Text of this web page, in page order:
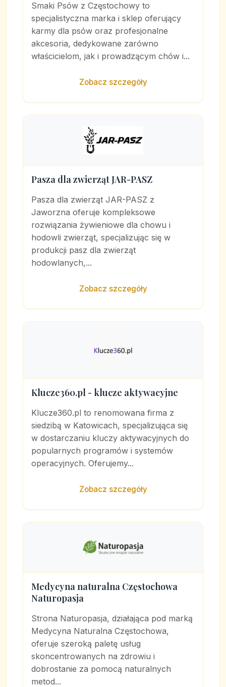
Smaki Psów z Częstochowy to
specjalistyczna marka i sklep oferujący
karmy dla psów oraz profesjonalne
akcesoria, dedykowane zarówno
właścicielom, jak i prowadzącym chów i...
Zobacz szczegóły
Pasza dla zwierząt JAR-PASZ
Pasza dla zwierząt JAR-PASZ z
Jaworzna oferuje kompleksowe
rozwiązania żywieniowe dla chowu i
hodowli zwierząt, specjalizując się w
produkcji pasz dla zwierząt
hodowlanych,...
Zobacz szczegóły
Klucze360.pl - klucze aktywacyjne
Klucze360.pl to renomowana firma z
siedzibą w Katowicach, specjalizująca się
w dostarczaniu kluczy aktywacyjnych do
popularnych programów i systemów
operacyjnych. Oferujemy...
Zobacz szczegóły
Medycyna naturalna Częstochowa
Naturopasja
Strona Naturopasja, działająca pod marką
Medycyna Naturalna Częstochowa,
oferuje szeroką paletę usług
skoncentrowanych na zdrowiu i
dobrostanie za pomocą naturalnych
metod...